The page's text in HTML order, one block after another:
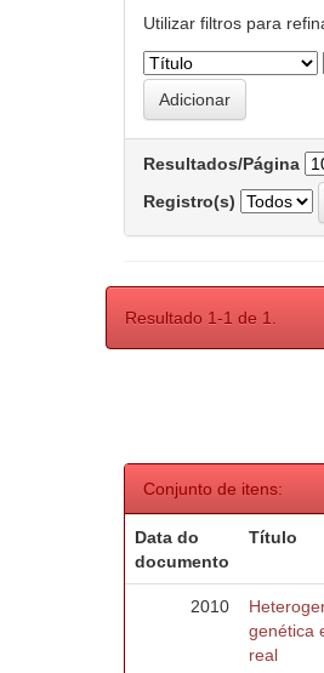
Utilizar filtros para
Resultados/Página
Registro(s)
Resultado 1-1 de 1.
Conjunto de itens:
Data do
documento
Título
2010
genética
real